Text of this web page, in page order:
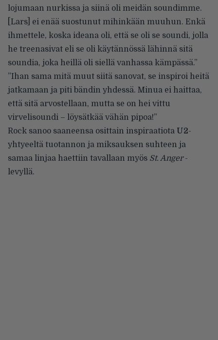
lojumaan nurkissa ja siinä oli meidän soundimme.
[Lars] ei enää suostunut mihinkään muuhun. Enkä
ihmettele, koska ideana oli, että se oli se soundi, jolla
he treenasivat eli se oli käytännössä lähinnä sitä
soundia, joka heillä oli siellä vanhassa kämpässä.”
”Ihan sama mitä muut siitä sanovat, se inspiroi heitä
jatkamaan ja piti bändin yhdessä. Minua ei haittaa,
että sitä arvostellaan, mutta se on hei vittu
virvelisoundi – löysätkää vähän pipoa!”
Rock sanoo saaneensa osittain inspiraatiota U2-
yhtyeeltä tuotannon ja miksauksen suhteen ja
samaa linjaa haettiin tavallaan myös St. Anger-
levyllä.